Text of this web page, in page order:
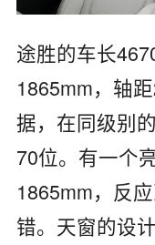
途胜的车长
1865mm，轴
据，在同级别
70位。有一个
1865mm，反
错。天窗的设